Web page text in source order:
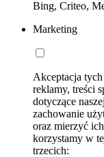
Bing, Criteo,
Marketing
Akceptacja
reklamy, treści
dotyczące
zachowanie
oraz mierzyć
korzystamy w
trzecich: